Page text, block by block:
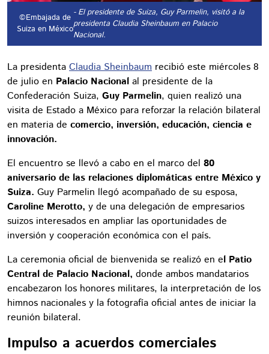
©Embajada de
Suiza en México
- El presidente de Suiza, Guy Parmelin, visitó a la
presidenta Claudia Sheinbaum en Palacio
Nacional.
La presidenta Claudia Sheinbaum recibió este miércoles 8
de julio en Palacio Nacional al presidente de la
Confederación Suiza, Guy Parmelin, quien realizó una
visita de Estado a México para reforzar la relación bilateral
en materia de comercio, inversión, educación, ciencia e
innovación.
El encuentro se llevó a cabo en el marco del 80
aniversario de las relaciones diplomáticas entre México y
Suiza. Guy Parmelin llegó acompañado de su esposa,
Caroline Merotto, y de una delegación de empresarios
suizos interesados en ampliar las oportunidades de
inversión y cooperación económica con el país.
La ceremonia oficial de bienvenida se realizó en el Patio
Central de Palacio Nacional, donde ambos mandatarios
encabezaron los honores militares, la interpretación de los
himnos nacionales y la fotografía oficial antes de iniciar la
reunión bilateral.
Impulso a acuerdos comerciales